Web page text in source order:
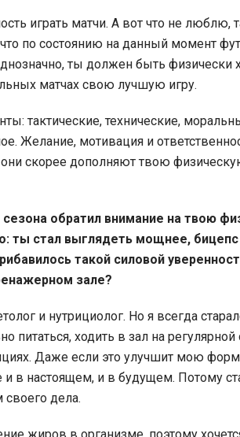
играть матчи. А вот что не люблю,
по состоянию на данный момент
ты должен быть физически
матчах свою лучшую игру.
тактические, технические,
Желание, мотивация и
скорее дополняют твою
обратил внимание на твою
ты стал выглядеть мощнее, бицепс
такой силовой
зале?
и нутрициолог. Но я всегда
питаться, ходить в зал на регулярной
Даже если это улучшит мою
в настоящем, и в будущем. Потому
дела.